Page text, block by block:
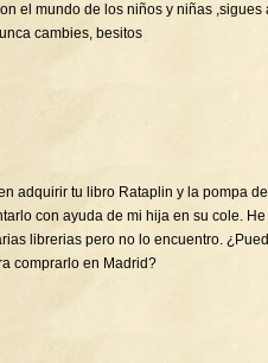
el mundo de los niños y niñas ,sigues
cambies, besitos
adquirir tu libro Rataplin y la pompa de
con ayuda de mi hija en su cole. He
librerias pero no lo encuentro.
comprarlo en Madrid?